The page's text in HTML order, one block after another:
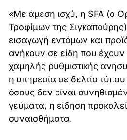
«Με άμεση ισχύ, η SFA (ο
Τροφίμων της
εισαγωγή εντόμων και
ανήκουν σε είδη που έχουν
χαμηλής ρυθμιστικής
η υπηρεσία σε δελτίο τύπου
όσους δεν είναι
γεύματα, η είδηση
συναισθήματα.